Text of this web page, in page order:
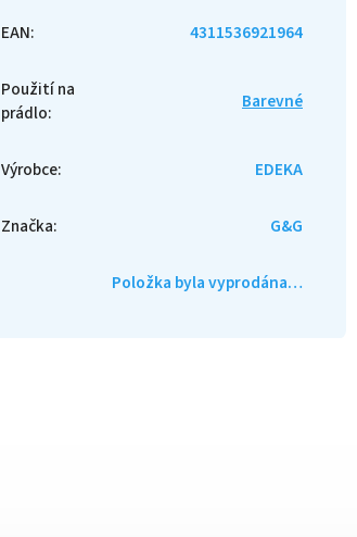
EAN: 4311536921964
Použití na
prádlo: Barevné
Výrobce: EDEKA
Značka: G&G
Položka byla vyprodána…